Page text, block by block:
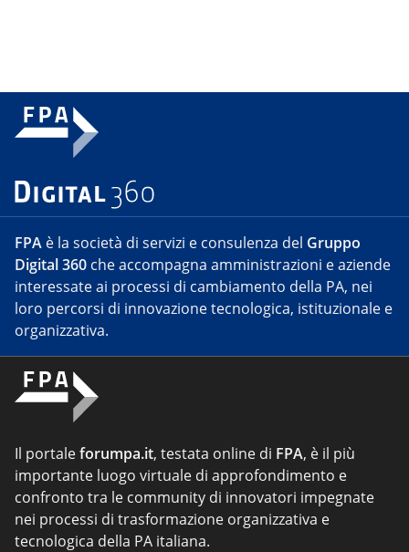
FPA è la società di servizi e consulenza del Gruppo
Digital 360 che accompagna amministrazioni e aziende
interessate ai processi di cambiamento della PA, nei
loro percorsi di innovazione tecnologica, istituzionale e
organizzativa.
Il portaleforumpa.it, testata online di FPA, è il più
importante luogo virtuale di approfondimento e
confronto tra le community di innovatori impegnate
nei processi di trasformazione organizzativa e
tecnologica della PA italiana.